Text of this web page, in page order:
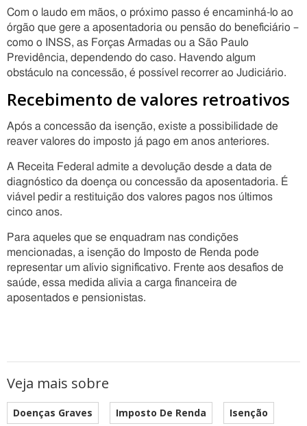
Com o laudo em mãos, o próximo passo é encaminhá-lo ao
órgão que gere a aposentadoria ou pensão do beneficiário –
como o INSS, as Forças Armadas ou a São Paulo
Previdência, dependendo do caso. Havendo algum
obstáculo na concessão, é possível recorrer ao Judiciário.
Recebimento de valores retroativos
Após a concessão da isenção, existe a possibilidade de
reaver valores do imposto já pago em anos anteriores.
A Receita Federal admite a devolução desde a data de
diagnóstico da doença ou concessão da aposentadoria. É
viável pedir a restituição dos valores pagos nos últimos
cinco anos.
Para aqueles que se enquadram nas condições
mencionadas, a isenção do Imposto de Renda pode
representar um alívio significativo. Frente aos desafios de
saúde, essa medida alivia a carga financeira de
aposentados e pensionistas.
Veja mais sobre
Doenças Graves Imposto De Renda Isenção